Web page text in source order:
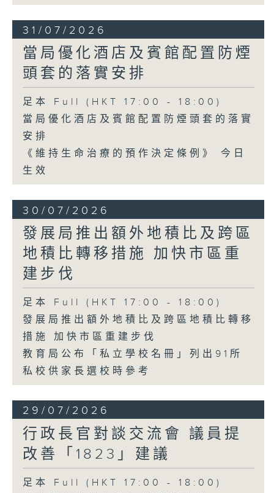
31/07/2026
當局優化酒店及賓館配置防煙
頭套的落實安排
足本 Full (HKT 17:00 - 18:00)
當局優化酒店及賓館配置防煙頭套的落實
安排
《維持生命治療的預作決定條例》 今日
生效
30/07/2026
發展局推出額外地積比及跨區
地積比轉移措施 加快市區重
建步伐
足本 Full (HKT 17:00 - 18:00)
發展局推出額外地積比及跨區地積比轉移
措施 加快市區重建步伐
教育局公布「私立學校名冊」列出91所
私校供家長選校時參考
29/07/2026
行政長官對談交流會 議員提
改善「1823」建議
足本 Full (HKT 17:00 - 18:00)